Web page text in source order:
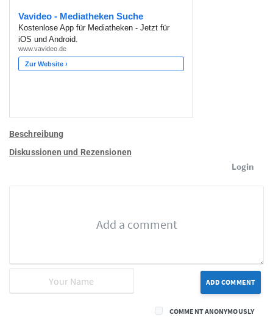
Beschreibung
Diskussionen und Rezensionen
Login
ADD COMMENT
COMMENT ANONYMOUSLY